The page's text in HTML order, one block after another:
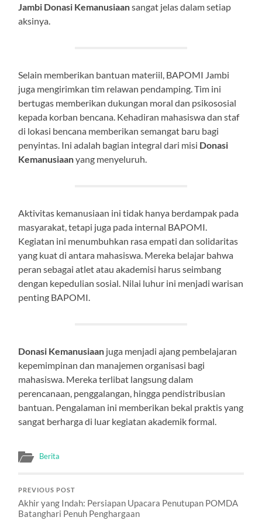
Jambi Donasi Kemanusiaansangat jelas dalam setiap
aksinya.
Selain memberikan bantuan materiil, BAPOMI Jambi
juga mengirimkan tim relawan pendamping. Tim ini
bertugas memberikan dukungan moral dan psikososial
kepada korban bencana. Kehadiran mahasiswa dan staf
di lokasi bencana memberikan semangat baru bagi
penyintas. Ini adalah bagian integral dari misi Donasi
Kemanusiaanyang menyeluruh.
Aktivitas kemanusiaan ini tidak hanya berdampak pada
masyarakat, tetapi juga pada internal BAPOMI.
Kegiatan ini menumbuhkan rasa empati dan solidaritas
yang kuat di antara mahasiswa. Mereka belajar bahwa
peran sebagai atlet atau akademisi harus seimbang
dengan kepedulian sosial. Nilai luhur ini menjadi warisan
penting BAPOMI.
Donasi Kemanusiaan juga menjadi ajang pembelajaran
kepemimpinan dan manajemen organisasi bagi
mahasiswa. Mereka terlibat langsung dalam
perencanaan, penggalangan, hingga pendistribusian
bantuan. Pengalaman ini memberikan bekal praktis yang
sangat berharga di luar kegiatan akademik formal.
Berita
PREVIOUS POST
Akhir yang Indah: Persiapan Upacara Penutupan POMDA
Batanghari Penuh Penghargaan